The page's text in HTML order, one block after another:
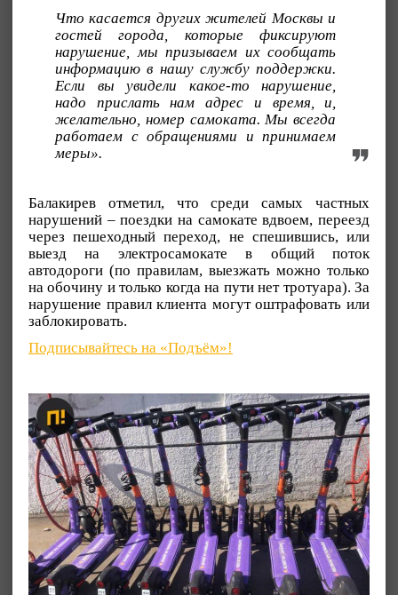
Что касается других жителей Москвы и
гостей города, которые фиксируют
нарушение, мы призываем их сообщать
информацию в нашу службу поддержки.
Если вы увидели какое-то нарушение,
надо прислать нам адрес и время, и,
желательно, номер самоката. Мы всегда
работаем с обращениями и принимаем
меры».
Балакирев отметил, что среди самых частных
нарушений – поездки на самокате вдвоем, переезд
через пешеходный переход, не спешившись, или
выезд на электросамокате в общий поток
автодороги (по правилам, выезжать можно только
на обочину и только когда на пути нет тротуара). За
нарушение правил клиента могут оштрафовать или
заблокировать.
Подписывайтесь на «Подъём»!